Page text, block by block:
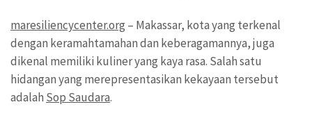
maresiliencycenter.org – Makassar, kota yang terkenal
dengan keramahtamahan dan keberagamannya, juga
dikenal memiliki kuliner yang kaya rasa. Salah satu
hidangan yang merepresentasikan kekayaan tersebut
adalah Sop Saudara.